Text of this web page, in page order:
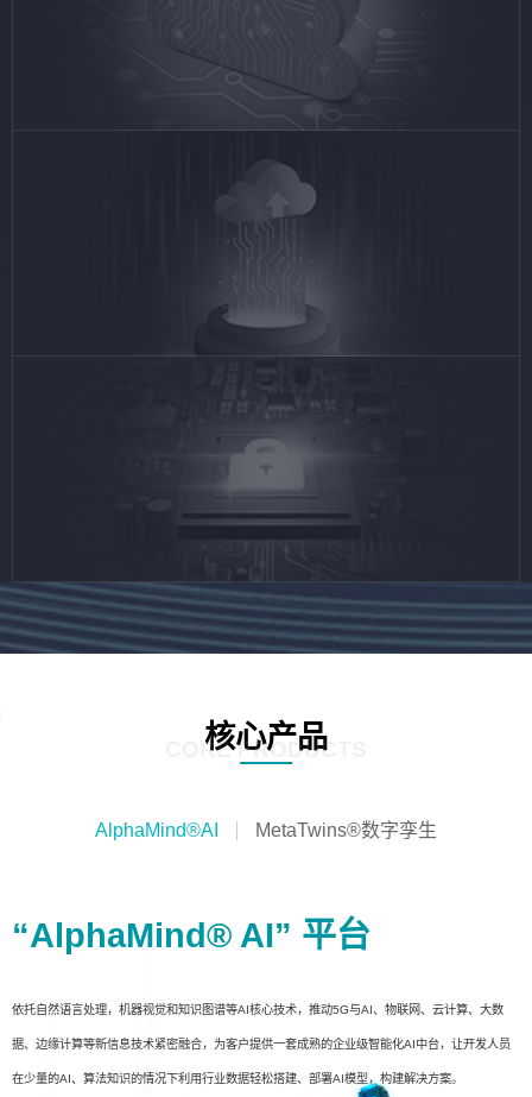
核心产品
CORE PRODUCTS
AlphaMind®AI MetaTwins®数字孪生
“AlphaMind® AI” 平台
依托自然语言处理，机器视觉和知识图谱等AI核心技术，推动5G与AI、物联网、云计算、大数
据、边缘计算等新信息技术紧密融合，为客户提供一套成熟的企业级智能化AI中台，让开发人员
在少量的AI、算法知识的情况下利用行业数据轻松搭建、部署AI模型，构建解决方案。